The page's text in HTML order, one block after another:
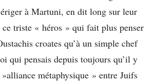
à Martuni, en dit long sur leur
triste « héros » qui fait plus penser
croates qu’à un simple chef
qui pensais depuis toujours qu’il y
métaphysique » entre Juifs